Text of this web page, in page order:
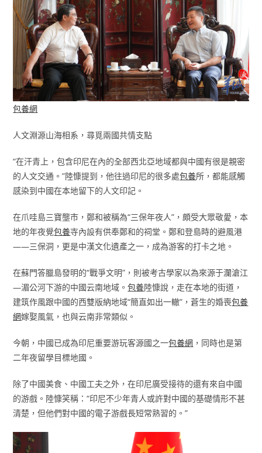
包養網
人文淵源山海相系，尋覓兩國共情支點
“在汗青上，包含印尼在內的全部西北亞地域都與中國有很是親密
的人文交通。”陸慷提到，他往過印尼的很多處包養所，都能感觸
感染到中國在本地留下的人文印記。
在爪哇島三寶壟市，鄭和被稱為“三保年夜人”，頗受大眾敬愛，本
地的年夜覺包養寺內設有供奉鄭和的祠堂。鄭和登島時的避風港
——三保洞，更是中漢文化遺產之一，成為游客的打卡之地。
在蘇門答臘島發明的“戰爭文明”，則被考古學家以為來源于瀾滄江
—湄公河下游的中國云南地域。包養陸慷說，走在本地的街道，
建筑作風跟中國的西雙版納地域“簡直如出一轍”，蒼生的婚喪包養
網嫁娶風氣，也與云南非常類似。
今朝，中國已成為印尼重要游玩客源國之一包養網 ，同時也是第
二年夜留學目標地國。
除了中國美食、中國工夫之外，在印尼廣受接待的還有來自中國
的游戲。陸慷笑稱：“印尼不少年青人或許對中國的基礎情形不甚
清楚，但他們對中國的電子游戲長短常熟習的。”